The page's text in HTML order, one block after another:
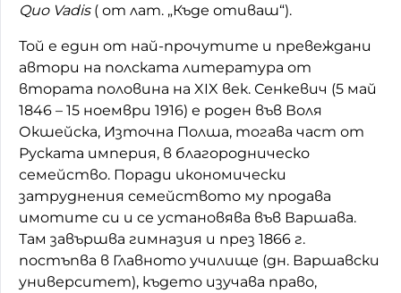
Quo Vadis( от лат. „Къде отиваш“).
Той е един от най-прочутите и превеждани
автори на полската литература от
втората половина на XIX век. Сенкевич (5 май
1846 – 15 ноември 1916) е роден във Воля
Окшейска, Източна Полша, тогава част от
Руската империя, в благородническо
семейство. Поради икономически
затруднения семейството му продава
имотите си и се установява във Варшава.
Там завършва гимназия и през 1866 г.
постъпва в Главното училище (дн. Варшавски
университет), където изучава право,